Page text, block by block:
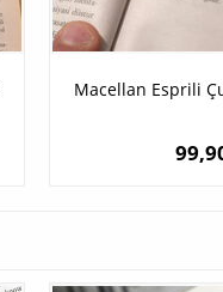
Macellan Esprili